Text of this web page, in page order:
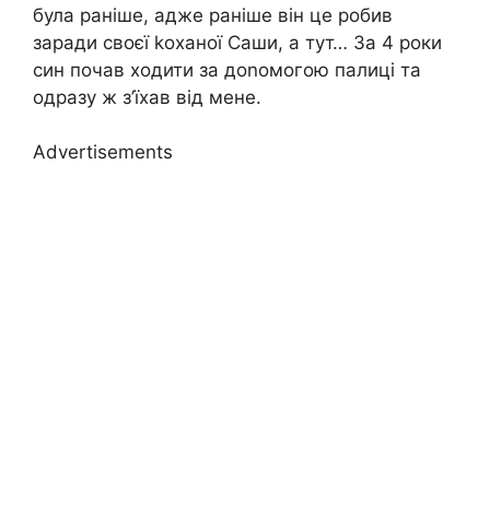
була раніше, адже раніше він це робив
заради своєї kоханої Саши, а тут… За 4 роки
син почав ходити за доnомогою палиці та
одразу ж з’їхав від мене.
Advertisements